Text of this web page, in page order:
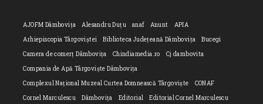
AJOFM Dâmbovița Alesandru Duțu anaf Anunt
APIA
Arhiepiscopia Târgoviștei
Biblioteca Județeană Dâmbovița
Bucegi
Camera de comerț Dâmbovița
Chindiamedia.ro
Cj dambovita
Compania de Apă Târgoviște Dâmbovița
Complexul Național Muzeal Curtea Domnească Târgoviște
CONAF
Cornel Marculescu
Dâmbovița Editorial
Editorial Cornel Marculescu